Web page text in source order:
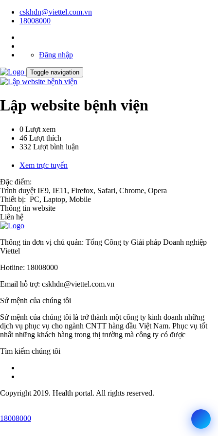
cskhdn@viettel.com.vn
18008000
Đăng nhập
Toggle navigation
Lập website bệnh viện
0 Lượt xem
46 Lượt thích
332 Lượt bình luận
Xem trực tuyến
Đặc điểm:
Trình duyệt IE9, IE11, Firefox, Safari, Chrome, Opera
Thiết bị: PC, Laptop, Mobile
Thông tin website
Liên hệ
Thông tin đơn vị chủ quản: Tổng Công ty Giải pháp Doanh nghiệp
Viettel
Hotline: 18008000
Email hỗ trợ: cskhdn@viettel.com.vn
Sứ mệnh của chúng tôi
Sứ mệnh của chúng tôi là trở thành một công ty kinh doanh những
dịch vụ phục vụ cho ngành CNTT hàng đầu Việt Nam. Phục vụ tốt
nhất những khách hàng trong thị trường mà công ty có được
Tìm kiếm chúng tôi
Copyright 2019. Health portal. All rights reserved.
18008000